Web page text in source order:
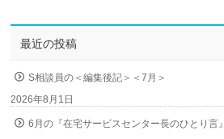
最近の投稿
S相談員の＜編集後記＞＜7月＞
2026年8月1日
6月の『在宅サービスセンター長のひとり言』